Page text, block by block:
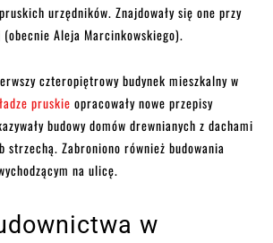
urzędników. Znajdowały się one przy
Aleja Marcinkowskiego).
czteropiętrowy budynek mieszkalny w
pruskie opracowały nowe przepisy
budowy domów drewnianych z dachami
strzechą. Zabroniono również budowania
na ulicę.
w